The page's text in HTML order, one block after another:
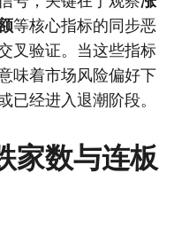
等核心指标的同步恶
叉验证。当这些指标
味着市场风险偏好下
已经进入退潮阶段。
家数与连板